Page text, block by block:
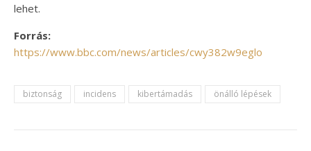
lehet.
Forrás:
https://www.bbc.com/news/articles/cwy382w9eglo
biztonság incidens kibertámadás önálló lépések